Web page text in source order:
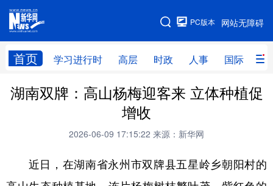
网站无障碍
PC版本
首页 学习进行时 高层 时政 人事 国际 财
网站地图
学习进行时 高层 时政 人事
全球连线
科技 科创 量子 体育
湖南双牌：高山杨梅迎客来 立体种植促
增收
2026-06-09 17:15:22 来源：新华网
近日，在湖南省永州市双牌县五星岭乡朝阳村的